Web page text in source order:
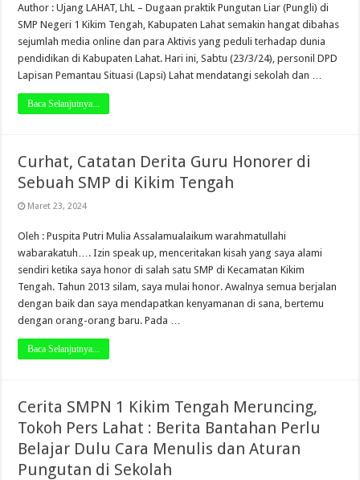
Author : Ujang LAHAT, LhL – Dugaan praktik Pungutan Liar (Pungli) di
SMP Negeri 1 Kikim Tengah, Kabupaten Lahat semakin hangat dibahas
sejumlah media online dan para Aktivis yang peduli terhadap dunia
pendidikan di Kabupaten Lahat. Hari ini, Sabtu (23/3/24), personil DPD
Lapisan Pemantau Situasi (Lapsi) Lahat mendatangi sekolah dan …
Baca Selanjutnya...
Curhat, Catatan Derita Guru Honorer di
Sebuah SMP di Kikim Tengah
Maret 23, 2024
Oleh : Puspita Putri Mulia Assalamualaikum warahmatullahi
wabarakatuh…. Izin speak up, menceritakan kisah yang saya alami
sendiri ketika saya honor di salah satu SMP di Kecamatan Kikim
Tengah. Tahun 2013 silam, saya mulai honor. Awalnya semua berjalan
dengan baik dan saya mendapatkan kenyamanan di sana, bertemu
dengan orang-orang baru. Pada …
Baca Selanjutnya...
Cerita SMPN 1 Kikim Tengah Meruncing,
Tokoh Pers Lahat : Berita Bantahan Perlu
Belajar Dulu Cara Menulis dan Aturan
Pungutan di Sekolah